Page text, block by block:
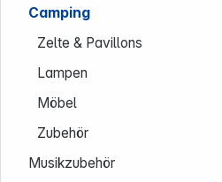
Camping
Zelte & Pavillons
Lampen
Möbel
Zubehör
Musikzubehör